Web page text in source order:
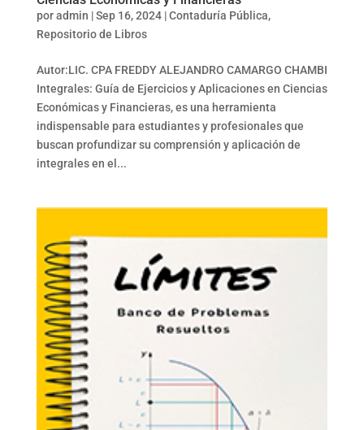
poradmin |Sep 16, 2024|Contaduría Pública,
Repositorio de Libros
Autor:LIC. CPA FREDDY ALEJANDRO CAMARGO CHAMBI
Integrales: Guía de Ejercicios y Aplicaciones en Ciencias
Económicas y Financieras, es una herramienta
indispensable para estudiantes y profesionales que
buscan profundizar su comprensión y aplicación de
integrales en el...